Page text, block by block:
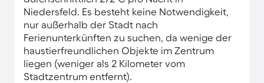
Niedersfeld. Es besteht keine Notwendigkeit,
nur außerhalb der Stadt nach
Ferienunterkünften zu suchen, da wenige der
haustierfreundlichen Objekte im Zentrum
liegen (weniger als 2 Kilometer vom
Stadtzentrum entfernt).